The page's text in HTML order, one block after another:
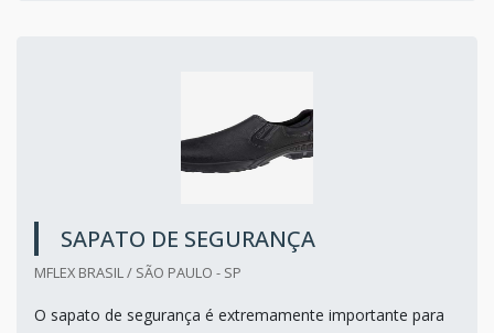
SAPATO DE SEGURANÇA
MFLEX BRASIL / SÃO PAULO - SP
O sapato de segurança é extremamente importante para